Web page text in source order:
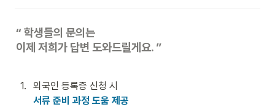
“ 학생들의 문의는
이제 저희가 답변 도와드릴게요. ”
1.
서류 준비 과정 도움 제공